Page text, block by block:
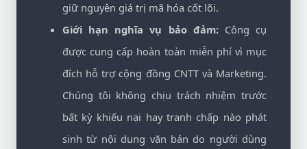
giữ nguyên giá trị mã hóa cốt lõi.
Giới hạn nghĩa vụ bảo đảm:Công cụ
được cung cấp hoàn toàn miễn phí vì mục
đích hỗ trợ cộng đồng CNTT và Marketing.
Chúng tôi không chịu trách nhiệm trước
bất kỳ khiếu nại hay tranh chấp nào phát
sinh từ nội dung văn bản do người dùng